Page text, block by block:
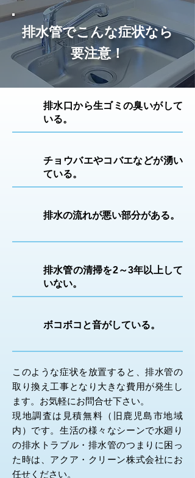
排水管でこんな症状なら
要注意！
排水口から生ゴミの臭いがして
いる。
チョウバエやコバエなどが湧い
ている。
排水の流れが悪い部分がある。
排水管の清掃を2～3年以上して
いない。
ボコボコと音がしている。
このような症状を放置すると、排水管の
取り換え工事となり大きな費用が発生し
ます。お気軽にお問合せ下さい。
現地調査は見積無料（旧鹿児島市地域
内）です。生活の様々なシーンで水廻り
の排水トラブル・排水管のつまりに困っ
た時は、アクア・クリーン株式会社にお
任せください。